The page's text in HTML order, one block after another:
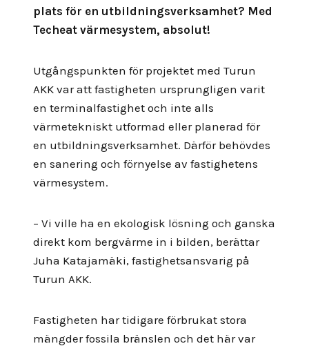
plats för en utbildningsverksamhet? Med
Techeat värmesystem, absolut!
Utgångspunkten för projektet med Turun
AKK var att fastigheten ursprungligen varit
en terminalfastighet och inte alls
värmetekniskt utformad eller planerad för
en utbildningsverksamhet. Därför behövdes
en sanering och förnyelse av fastighetens
värmesystem.
– Vi ville ha en ekologisk lösning och ganska
direkt kom bergvärme in i bilden, berättar
Juha Katajamäki, fastighetsansvarig på
Turun AKK.
Fastigheten har tidigare förbrukat stora
mängder fossila bränslen och det här var